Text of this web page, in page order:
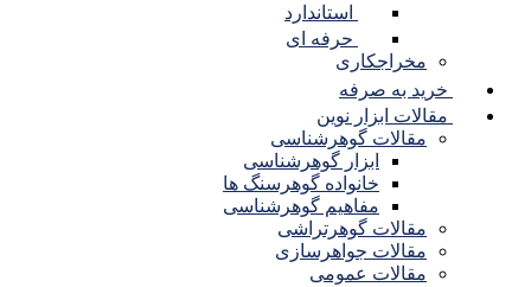
استاندارد
حرفه ای
مخراجکاری
خرید به صرفه
مقالات ابزار نوین
مقالات گوهرشناسی
ابزار گوهرشناسی
خانواده گوهرسنگ ها
مفاهیم گوهرشناسی
مقالات گوهرتراشی
مقالات جواهرسازی
مقالات عمومی